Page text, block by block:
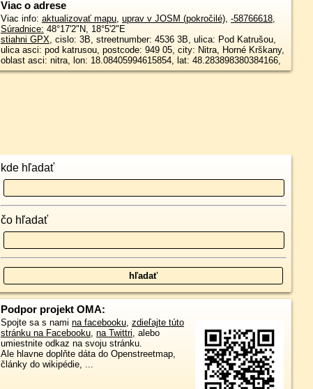
Viac o adrese
Viac info: aktualizovať mapu, uprav v JOSM (pokročilé), -58766618,
Súradnice: 48°17'2"N, 18°5'2"E
stiahni GPX, cislo: 3B, streetnumber: 4536 3B, ulica: Pod Katrušou,
ulica asci: pod katrusou, postcode: 949 05, city: Nitra, Horné Krškany,
oblast asci: nitra, lon: 18.08405994615854, lat: 48.283898380384166,
kde hľadať
čo hľadať
Podpor projekt OMA:
Spojte sa s nami na facebooku, zdieľajte túto
stránku na Facebooku, na Twittri, alebo
umiestnite odkaz na svoju stránku.
Ale hlavne doplňte dáta do Openstreetmap,
články do wikipédie, ...